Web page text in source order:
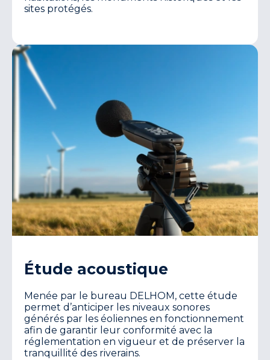
sites protégés.
Étude acoustique
Menée par le bureau DELHOM, cette étude
permet d’anticiper les niveaux sonores
générés par les éoliennes en fonctionnement
afin de garantir leur conformité avec la
réglementation en vigueur et de préserver la
tranquillité des riverains.